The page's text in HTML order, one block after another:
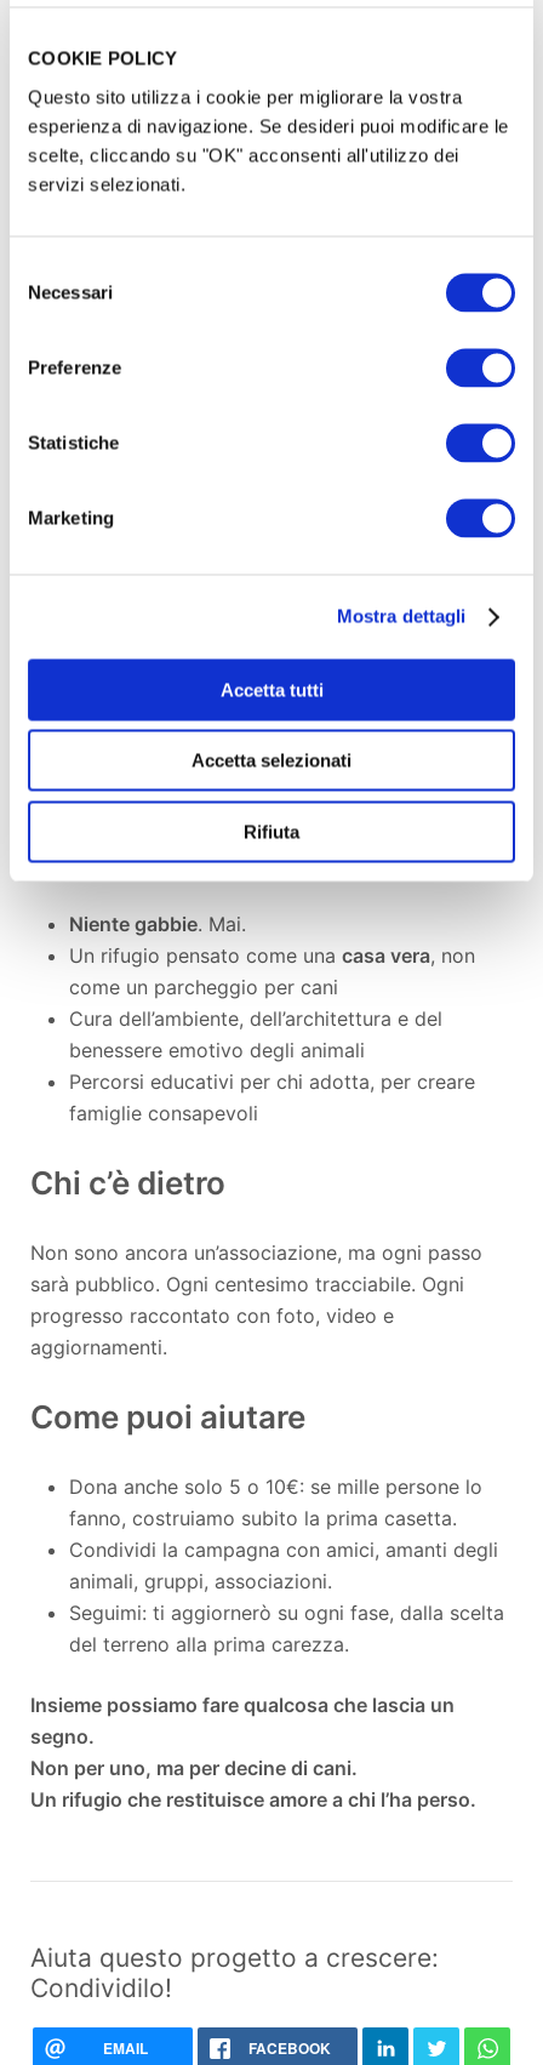
COOKIE POLICY
Questo sito utilizza i cookie per migliorare la vostra
esperienza di navigazione. Se desideri puoi modificare le
scelte, cliccando su "OK" acconsenti all'utilizzo dei
servizi selezionati.
delNecessari
Preferenze
Statistiche
Marketing
Mostra dettagli
Accetta tutti
Accetta selezionati
Rifiuta
E attorno a loro,
giocare, ritrovare fiducia.
L’obiettivo
Mercato San Severino
Costruire i primi moduli abitativi prefabbricati
Realizzare aree di sgambamento e recinzioni
Fornire alimenti, materiali e cure veterinarie
prefabbricati, poi cresceremo passo dopo passo
grazie a chi crederà in questo sogno.
Perché questo progetto è
diverso
Niente gabbie. Mai.
Un rifugio pensato come una casa vera, non
come un parcheggio per cani
Cura dell’ambiente, dell’architettura e del
benessere emotivo degli animali
Percorsi educativi per chi adotta, per creare
famiglie consapevoli
Chi c’è dietro
Non sono ancora un’associazione, ma ogni passo
sarà pubblico. Ogni centesimo tracciabile. Ogni
progresso raccontato con foto, video e
aggiornamenti.
Come puoi aiutare
Dona anche solo 5 o 10€: se mille persone lo
fanno, costruiamo subito la prima casetta.
Condividi la campagna con amici, amanti degli
animali, gruppi, associazioni.
Seguimi: ti aggiornerò su ogni fase, dalla scelta
del terreno alla prima carezza.
Insieme possiamo fare qualcosa che lascia un
segno.
Non per uno, ma per decine di cani.
Un rifugio che restituisce amore a chi l’ha perso.
Aiuta questo progetto a crescere:
Condividilo!
EMAIL FACEBOOK